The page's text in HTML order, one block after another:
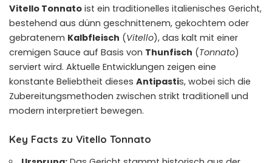
Vitello Tonnato ist ein traditionelles italienisches Gericht,
bestehend aus dünn geschnittenem, gekochtem oder
gebratenem Kalbfleisch (Vitello), das kalt mit einer
cremigen Sauce auf Basis von Thunfisch (Tonnato)
serviert wird. Aktuelle Entwicklungen zeigen eine
konstante Beliebtheit dieses Antipastis, wobei sich die
Zubereitungsmethoden zwischen strikt traditionell und
modern interpretiert bewegen.
Key Facts zu Vitello Tonnato